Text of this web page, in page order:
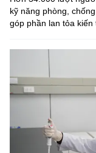
kỹ năng phòng,
góp phần lan tỏa